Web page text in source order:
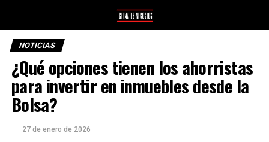
NOTICIAS
¿Qué opciones tienen los ahorristas
para invertir en inmuebles desde la
Bolsa?
27 de enero de 2026